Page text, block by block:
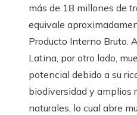
más de 18 millones de
equivale
Producto Interno Bruto.
Latina, por otro lado,
potencial debido a su
biodiversidad y amplios
naturales, lo cual abre